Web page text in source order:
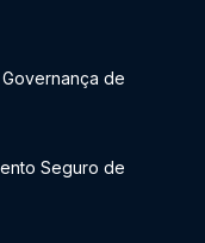
Governança de
Seguro de